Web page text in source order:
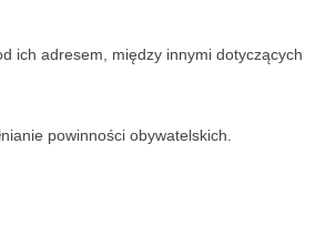
ich adresem, między innymi dotyczących
powinności obywatelskich.